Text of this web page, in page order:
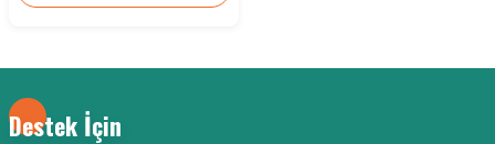
Destek İçin